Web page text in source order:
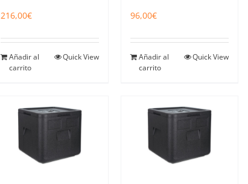
216,00€
Añadir al
carrito
Quick View
96,00€
Añadir al
carrito
Quick View